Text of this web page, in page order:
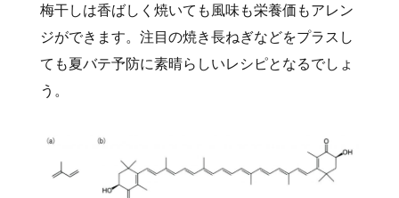
梅干しは香ばしく焼いても風味も栄養価もアレン
ジができます。注目の焼き長ねぎなどをプラスし
ても夏バテ予防に素晴らしいレシピとなるでしょ
う。